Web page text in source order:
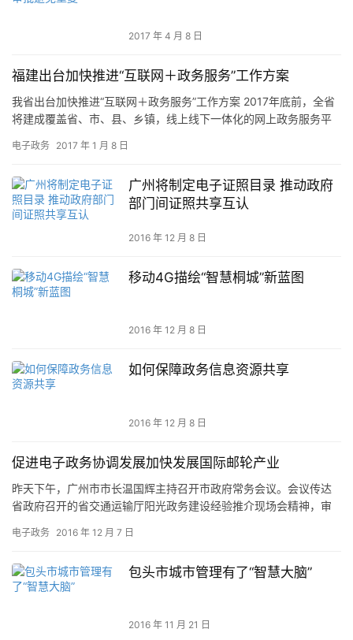
2017 年 4 月 8 日
福建出台加快推进“互联网＋政务服务”工作方案
我省出台加快推进“互联网＋政务服务”工作方案 2017年底前，全省
将建成覆盖省、市、县、乡镇，线上线下一体化的网上政务服务平
电子政务 2017 年 1 月 8 日
广州将制定电子证照目录 推动政府
部门间证照共享互认
2016 年 12 月 8 日
移动4G描绘“智慧桐城”新蓝图
2016 年 12 月 8 日
如何保障政务信息资源共享
2016 年 12 月 8 日
促进电子政务协调发展加快发展国际邮轮产业
昨天下午，广州市市长温国辉主持召开市政府常务会议。会议传达
省政府召开的省交通运输厅阳光政务建设经验推介现场会精神，审
加快广…
电子政务 2016 年 12 月 7 日
包头市城市管理有了“智慧大脑”
2016 年 11 月 21 日